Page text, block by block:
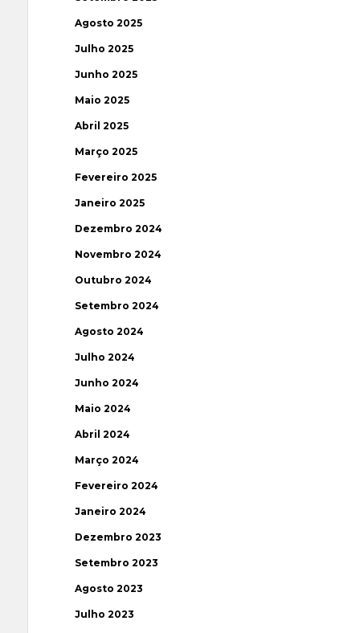
Agosto 2025
Julho 2025
Junho 2025
Maio 2025
Abril 2025
Março 2025
Fevereiro 2025
Janeiro 2025
Dezembro 2024
Novembro 2024
Outubro 2024
Setembro 2024
Agosto 2024
Julho 2024
Junho 2024
Maio 2024
Abril 2024
Março 2024
Fevereiro 2024
Janeiro 2024
Dezembro 2023
Setembro 2023
Agosto 2023
Julho 2023